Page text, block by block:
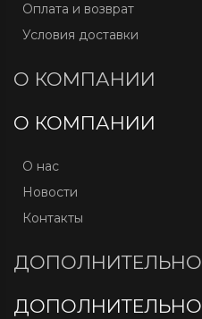
Оплата и возврат
Условия доставки
О КОМПАНИИ
О КОМПАНИИ
О нас
Новости
Контакты
ДОПОЛНИТЕЛЬНО
ДОПОЛНИТЕЛЬНО